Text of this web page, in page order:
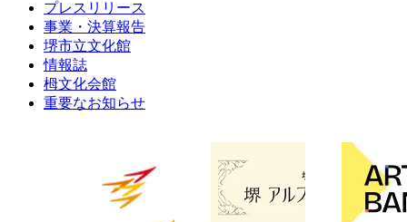
プレスリリース
事業・決算報告
堺市立文化館
情報誌
栂文化会館
重要なお知らせ